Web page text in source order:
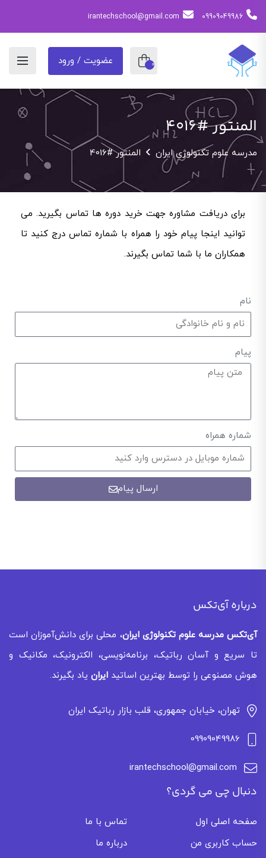
09909049986
irantechschool@gmail.com
0 عضویت / ورود
المنتور #4016
مدرسه علوم تکنولوژی ایران المنتور #4016
برای دریافت مشاوره جهت خرید دوره ها تماس بگیرید. می
توانید اینجا پیام خود را همراه با شماره تماس درج کنید تا
همکاران ما با شما تماس بگیرند.
نام
پیام
شماره همراه
ارسال پیام
درباره آی‌تکس
آی‌تکس مدرسه علوم تکنولوژی ایران، محلی برای دانش‌آموزان است
تا سریع و آسان رباتیک، برنامه‌نویسی، الکترونیک، مکانیک و
هوش مصنوعی را توسط بهترین اساتید ایران یاد بگیرند.
تهران، خیابان جمهوری، قلب بازار رباتیک ایران
09909049986
irantechschool@gmail.com
دنبال چی می گردی؟
صفحه اصلی اول
تماس با ما
حساب کاربری من
درباره ما